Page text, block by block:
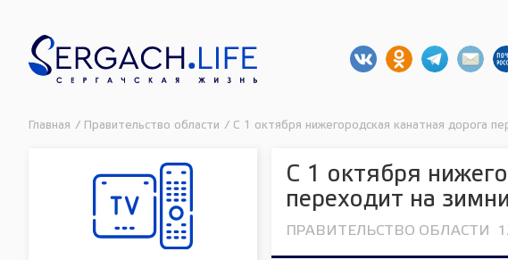
Главная / Правительство области / С 1 октября нижегородская канатная дорога
С 1 октября
переходит на
ПРАВИТЕЛЬСТВО ОБЛАСТИ